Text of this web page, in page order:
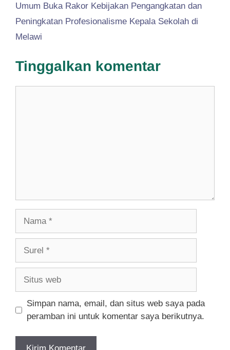
Umum Buka Rakor Kebijakan Pengangkatan dan
Peningkatan Profesionalisme Kepala Sekolah di
Melawi
Tinggalkan komentar
Simpan nama, email, dan situs web saya pada
peramban ini untuk komentar saya berikutnya.